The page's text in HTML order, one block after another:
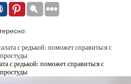
с редькой: поможет справиться с